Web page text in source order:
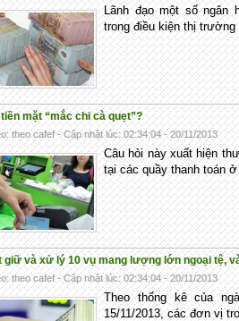
Lãnh đạo một số ngân
trong điều kiện thị trường
mặt “mắc chi cà quẹt”?
theo cafef - Cập nhật lúc: 02:34:04 - 20/11/2013
Câu hỏi này xuất hiện
tại các quầy thanh toán
giữ và xử lý 10 vụ mang lượng lớn ngoại tệ,
theo cafef - Cập nhật lúc: 02:34:04 - 20/11/2013
Theo thống kê của
15/11/2013, các đơn vị